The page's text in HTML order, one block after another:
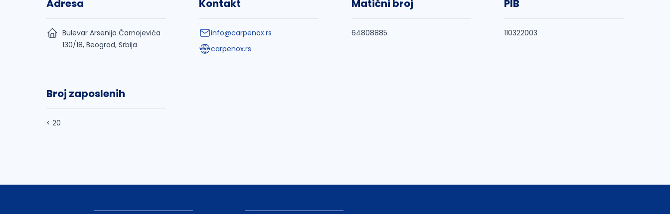
Adresa
Bulevar Arsenija Čarnojevića
130/18, Beograd, Srbija
Kontakt
info@carpenox.rs
carpenox.rs
Matični broj
64808885
PIB
110322003
Broj zaposlenih
< 20